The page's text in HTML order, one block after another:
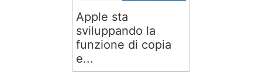
Apple sta
sviluppando la
funzione di copia
e...